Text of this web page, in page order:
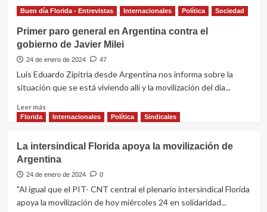
Dragón
guía
Rodríguez
dio
el
triunfo
de
México
con
penal
Buen día Florida - Entrevistas Internacionales Política Sociedad
Primer paro general en Argentina contra el
gobierno de Javier Milei
24 de enero de 2024 47
Luis Eduardo Zipitría desde Argentina nos informa sobre la
situación que se está viviendo allí y la movilización del día...
Leer másLeer
más
paro
general
en
Argentina
contra
el
Florida Internacionales Política Sindicales
La intersindical Florida apoya la movilización de
Argentina
24 de enero de 2024 0
"Al igual que el PIT- CNT central el plenario intersindical Florida
apoya la movilización de hoy miércoles 24 en solidaridad...